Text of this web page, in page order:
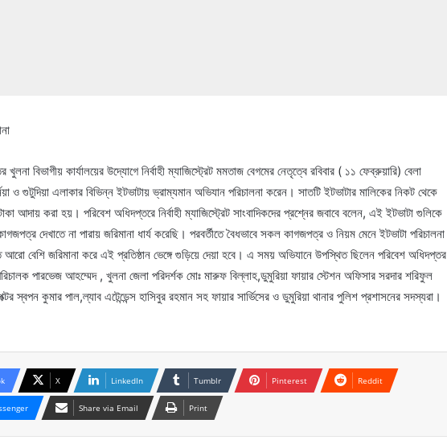
খুলনা বিভাগীয় কার্যালয়ের উদ্যোগে নির্বাহী ম্যাজিস্ট্রেট মমতাজ বেগমের নেতৃত্বে রবিবার ( ১১ ফেব্রুয়ারি) বেলা
ও গুটুদিয়া এলাকার বিভিন্ন ইটভাটায় ভ্রাম্যমান অভিযান পরিচালনা করেন। সাতটি ইটভাটার মালিকের নিকট থেকে
আদায় করা হয়। পরিবেশ অধিদপ্তরে নির্বাহী ম্যাজিস্ট্রেট সাংবাদিকদের প্রশ্নের জবাবে বলেন, এই ইটভাটা গুলিকে
দেখাতে না পারায় জরিমানা ধার্য করেছি। পরবর্তীতে বৈধভাবে সকল কাগজপত্র ও নিয়ম মেনে ইটভাটা পরিচালনা
আরো বেশি জরিমানা করে এই প্রতিষ্ঠান ভেঙ্গে গুড়িয়ে দেয়া হবে। এ সময় অভিযানে উপস্থিত ছিলেন পরিবেশ অধিদপ্তর
পারভেজ আহম্মেদ , খুলনা জেলা পরিদর্শক মোঃ মারুফ বিল্লাহ,ডুমুরিয়া ফায়ার স্টেশন অফিসার সরদার শরিফুল
স্বপন কুমার পাল,ল্যাব এটেন্ডেন্স হাসিবুর রহমান সহ ফায়ার সার্ভিসের ও ডুমুরিয়া থানার পুলিশ প্রশাসনের সদস্যরা।
X LinkedIn Tumblr Pinterest Reddit
Share via Email Print